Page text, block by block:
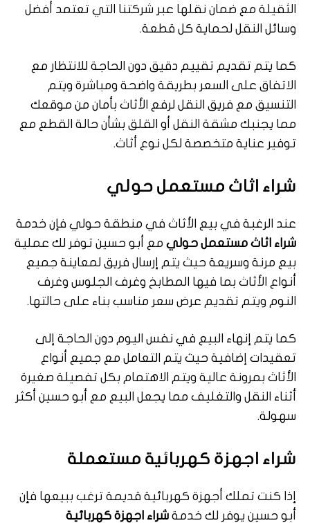
الثقيلة مع ضمان نقلها عبر شركتنا التي تعتمد أفضل
وسائل النقل لحماية كل قطعة.
كما يتم تقديم تقييم دقيق دون الحاجة للانتظار مع
الاتفاق على السعر بطريقة واضحة ومباشرة ويتم
التنسيق مع فريق النقل لرفع الأثاث بأمان من موقعك
مما يجنبك مشقة النقل أو القلق بشأن حالة القطع مع
توفير عناية متخصصة لكل نوع أثاث.
شراء اثاث مستعمل حولي
عند الرغبة في بيع الأثاث في منطقة حولي فإن خدمة
شراء اثاث مستعمل حولي مع أبو حسين توفر لك عملية
بيع مرنة وسريعة حيث يتم إرسال فريق لمعاينة جميع
أنواع الأثاث بما فيها المطابخ وغرف الجلوس وغرف
النوم ويتم تقديم عرض سعر مناسب بناء على حالتها.
كما يتم إنهاء البيع في نفس اليوم دون الحاجة إلى
تعقيدات إضافية حيث يتم التعامل مع جميع أنواع
الأثاث بمرونة عالية ويتم الاهتمام بكل تفصيلة صغيرة
أثناء النقل والتغليف مما يجعل البيع مع أبو حسين أكثر
سهولة.
شراء اجهزة كهربائية مستعملة
إذا كنت تملك أجهزة كهربائية قديمة ترغب ببيعها فإن
أبو حسين يوفر لك خدمة شراء اجهزة كهربائية